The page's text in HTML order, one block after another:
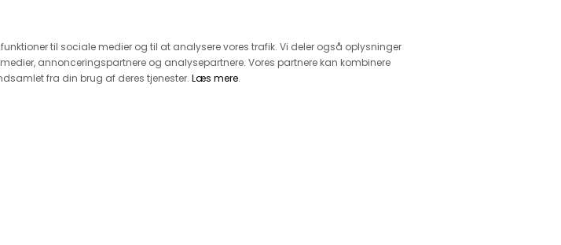
til sociale medier og til at analysere vores trafik. Vi deler også oplysninger
annonceringspartnere og analysepartnere. Vores partnere kan kombinere
fra din brug af deres tjenester. Læs mere.